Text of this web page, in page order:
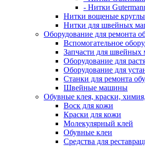
- Нитки
Нитки вощеные
Нитки для швейных
Оборудование для ремонта
Вспомогательное
Запчасти для
Оборудование для
Оборудование для
Станки для ремонта
Швейные машины
Обувные клея, краски,
Воск для кожи
Краски для кожи
Молекулярный клей
Обувные клеи
Средства для